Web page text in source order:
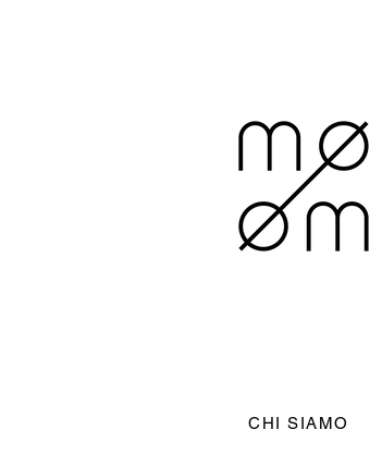
CHI SIAMO